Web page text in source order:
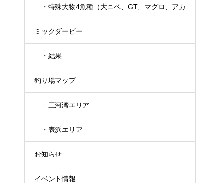
・特殊大物4魚種（大ニベ、GT、マグロ、アカ
メ）
ミックダービー
・結果
釣り場マップ
・三河湾エリア
・表浜エリア
お知らせ
イベント情報